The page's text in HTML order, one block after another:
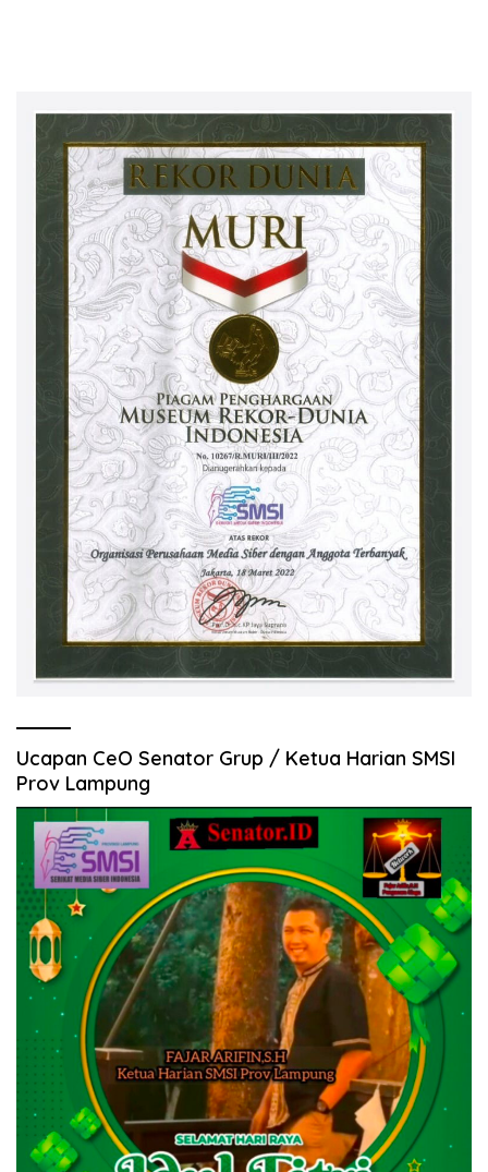
Ucapan CeO Senator Grup / Ketua Harian SMSI
Prov Lampung